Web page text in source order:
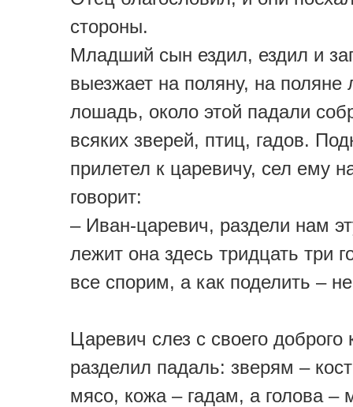
стороны.
Младший сын ездил, ездил и
выезжает на поляну, на поляне
лошадь, около этой падали
всяких зверей, птиц, гадов.
прилетел к царевичу, сел ему
говорит:
– Иван-царевич, раздели нам
лежит она здесь тридцать три
все спорим, а как поделить –
Царевич слез с своего доброго
разделил падаль: зверям –
мясо, кожа – гадам, а голова –